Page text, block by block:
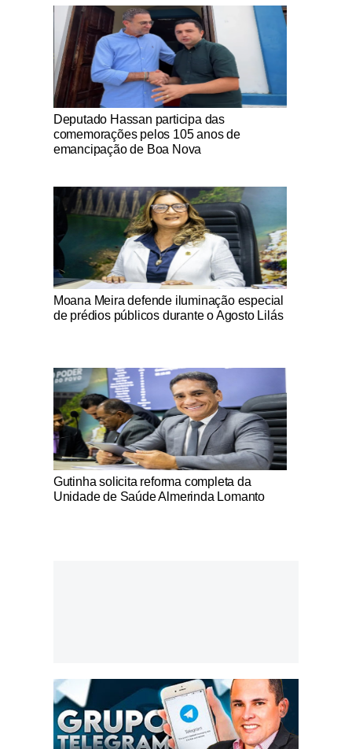
Notícias Católicas
Deputado Hassan participa das
comemorações pelos 105 anos de
emancipação de Boa Nova
Notícias Católicas
Moana Meira defende iluminação especial
de prédios públicos durante o Agosto Lilás
Notícias Católicas
Gutinha solicita reforma completa da
Unidade de Saúde Almerinda Lomanto